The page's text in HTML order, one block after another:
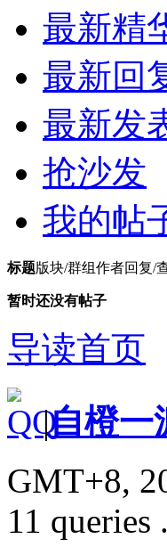
最新精
最新回
最新发
抢沙发
我的帖
标题版块/群组作者回复/
暂时还没有帖子
导读首页
|自橙一
GMT+8,
11 queries .